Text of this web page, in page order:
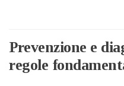
Prevenzione e
regole